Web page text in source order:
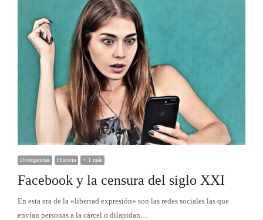
Divergencias Historia + 1 más
Facebook y la censura del siglo XXI
En esta era de la «libertad expresión» son las redes sociales las que
envían personas a la cárcel o dilapidan…